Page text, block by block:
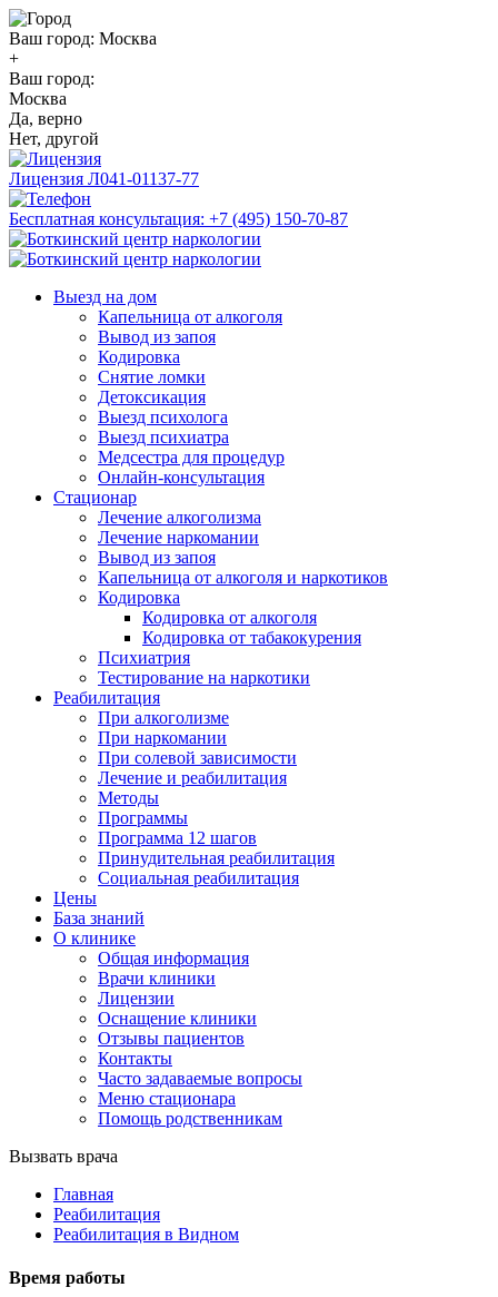
Ваш город: Москва
+
Ваш город:
Москва
Да, верно
Нет, другой
Лицензия Л041-01137-77
Бесплатная консультация: +7 (495) 150-70-87
Выезд на дом
Капельница от алкоголя
Вывод из запоя
Кодировка
Снятие ломки
Детоксикация
Выезд психолога
Выезд психиатра
Медсестра для процедур
Онлайн-консультация
Стационар
Лечение алкоголизма
Лечение наркомании
Вывод из запоя
Капельница от алкоголя и наркотиков
Кодировка
Кодировка от алкоголя
Кодировка от табакокурения
Психиатрия
Тестирование на наркотики
Реабилитация
При алкоголизме
При наркомании
При солевой зависимости
Лечение и реабилитация
Методы
Программы
Программа 12 шагов
Принудительная реабилитация
Социальная реабилитация
Цены
База знаний
О клинике
Общая информация
Врачи клиники
Лицензии
Оснащение клиники
Отзывы пациентов
Контакты
Часто задаваемые вопросы
Меню стационара
Помощь родственникам
Вызвать врача
Главная
Реабилитация
Реабилитация в Видном
Время работы